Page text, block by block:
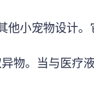
他小宠物设计
物。当与医疗